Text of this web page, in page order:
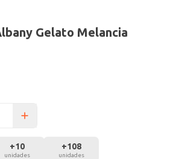
Gelato Melancia
+10
unidades
+108
unidades